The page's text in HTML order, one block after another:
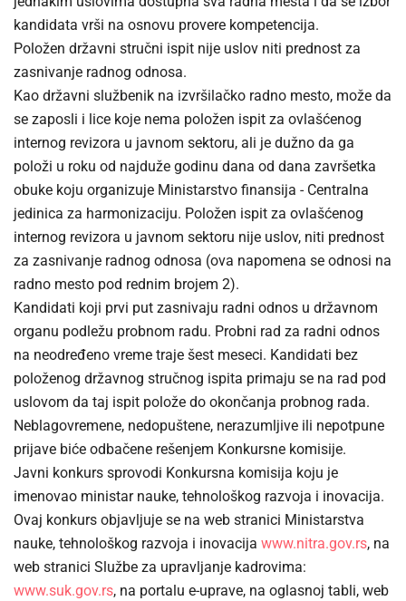
kandidata vrši na osnovu provere kompetencija.
Položen državni stručni ispit nije uslov niti prednost za
zasnivanje radnog odnosa.
Kao državni službenik na izvršilačko radno mesto, može da
se zaposli i lice koje nema položen ispit za ovlašćenog
internog revizora u javnom sektoru, ali je dužno da ga
položi u roku od najduže godinu dana od dana završetka
obuke koju organizuje Ministarstvo finansija - Centralna
jedinica za harmonizaciju. Položen ispit za ovlašćenog
internog revizora u javnom sektoru nije uslov, niti prednost
za zasnivanje radnog odnosa (ova napomena se odnosi na
radno mesto pod rednim brojem 2).
Kandidati koji prvi put zasnivaju radni odnos u državnom
organu podležu probnom radu. Probni rad za radni odnos
na neodređeno vreme traje šest meseci. Kandidati bez
položenog državnog stručnog ispita primaju se na rad pod
uslovom da taj ispit polože do okončanja probnog rada.
Neblagovremene, nedopuštene, nerazumljive ili nepotpune
prijave biće odbačene rešenjem Konkursne komisije.
Javni konkurs sprovodi Konkursna komisija koju je
imenovao ministar nauke, tehnološkog razvoja i inovacija.
Ovaj konkurs objavljuje se na web stranici Ministarstva
nauke, tehnološkog razvoja i inovacija www.nitra.gov.rs, na
web stranici Službe za upravljanje kadrovima:
www.suk.gov.rs, na portalu e-uprave, na oglasnoj tabli, web